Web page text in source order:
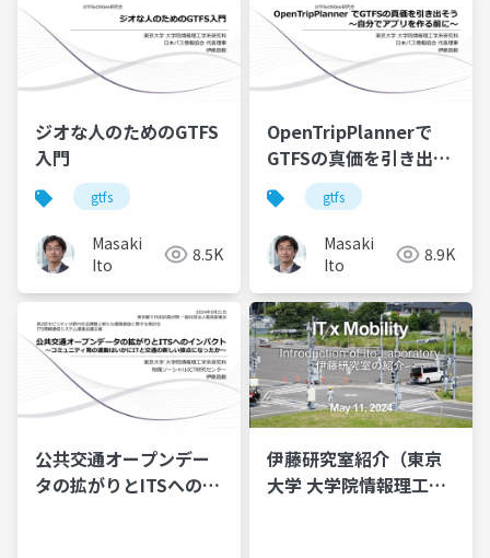
ジオな人のためのGTFS
入門
gtfs
Masaki
Ito
8.5K
OpenTripPlannerで
GTFSの真価を引き出そ
う
gtfs
Masaki
Ito
8.9K
公共交通オープンデー
タの拡がりとITSへのイ
伊藤研究室紹介（東京
大学 大学院情報理工学